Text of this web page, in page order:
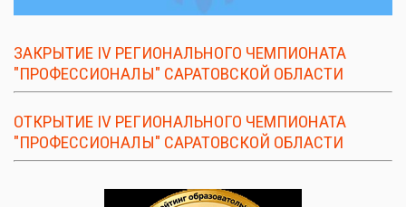
ЗАКРЫТИЕ IV РЕГИОНАЛЬНОГО ЧЕМПИОНАТА
"ПРОФЕССИОНАЛЫ" САРАТОВСКОЙ ОБЛАСТИ
ОТКРЫТИЕ IV РЕГИОНАЛЬНОГО ЧЕМПИОНАТА
"ПРОФЕССИОНАЛЫ" САРАТОВСКОЙ ОБЛАСТИ